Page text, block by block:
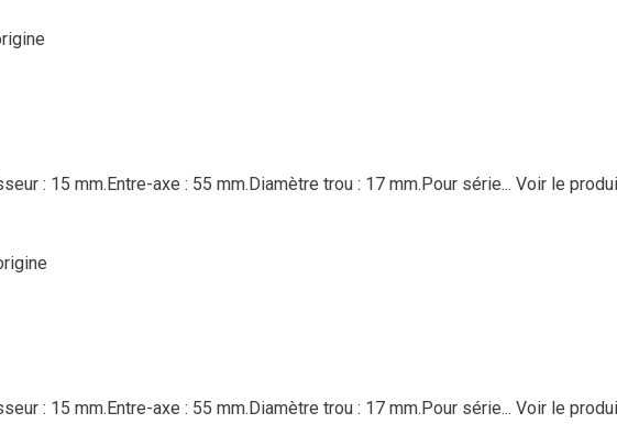
: 15 mm.Entre-axe : 55 mm.Diamètre trou : 17 mm.Pour série... Voir le
: 15 mm.Entre-axe : 55 mm.Diamètre trou : 17 mm.Pour série... Voir le